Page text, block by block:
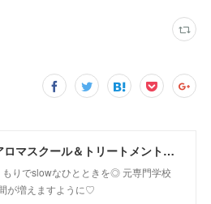
MoonLeaf sapporo / 札幌市東区の100種類以上の香りが楽しめるアロマスクール＆トリートメントサロン
りでslowなひとときを◎ 元専門学校
が増えますように♡